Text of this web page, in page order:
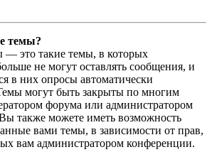
темы?
— это такие темы, в которых
не могут оставлять сообщения, и
в них опросы автоматически
могут быть закрыты по многим
форума или администратором
также можете иметь возможность
вами темы, в зависимости от прав,
вам администратором конференции.